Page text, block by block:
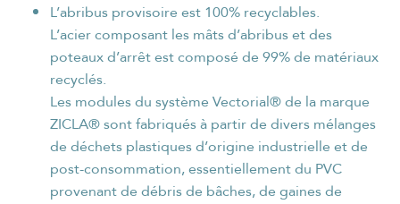
L’abribus provisoire est 100% recyclables.
L’acier composant les mâts d’abribus et des
poteaux d’arrêt est composé de 99% de matériaux
recyclés.
Les modules du système Vectorial® de la marque
ZICLA® sont fabriqués à partir de divers mélanges
de déchets plastiques d’origine industrielle et de
post-consommation, essentiellement du PVC
provenant de débris de bâches, de gaines de